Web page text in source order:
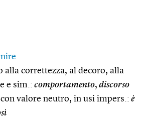
alla correttezza, al decoro, alla
e sim.: comportamento, discorso
con valore neutro, in usi impers.: è